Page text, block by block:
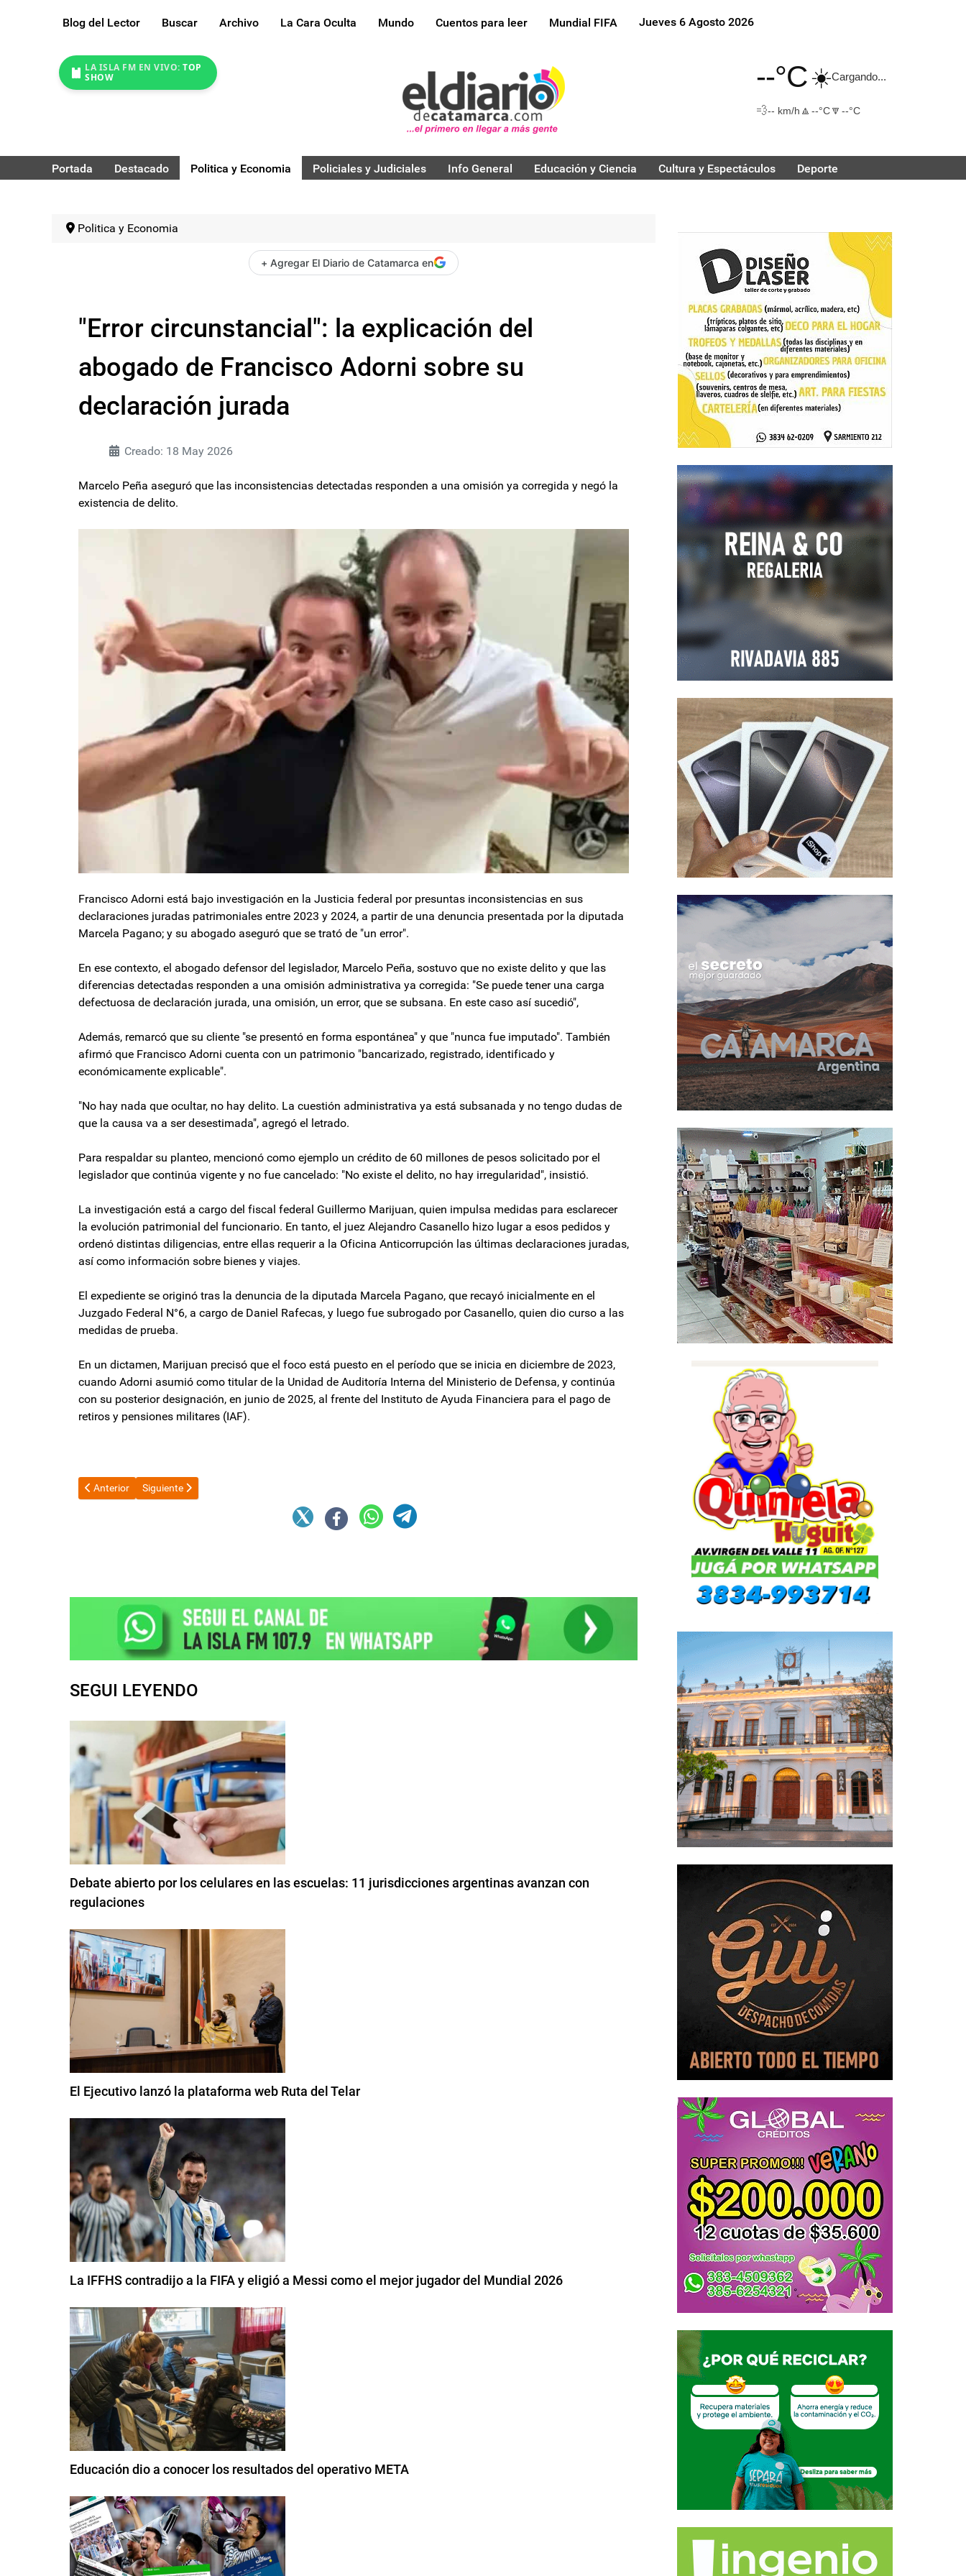
Blog del Lector Buscar Archivo La Cara Oculta Mundo Cuentos para leer Mundial FIFA Jueves 6 Agosto 2026
LA ISLA FM EN VIVO: TOP
SHOW
--°C☀️Cargando...
💨-- km/h 🔼 --°C🔽 --°C
Portada Destacado Politica y Economia Policiales y Judiciales Info General Educación y Ciencia Cultura y Espectáculos Deporte
Politica y Economia
+ Agregar El Diario de Catamarca en
"Error circunstancial": la explicación del
abogado de Francisco Adorni sobre su
declaración jurada
Creado: 18 May 2026
Marcelo Peña aseguró que las inconsistencias detectadas responden a una omisión ya corregida y negó la
existencia de delito.
Francisco Adorni está bajo investigación en la Justicia federal por presuntas inconsistencias en sus
declaraciones juradas patrimoniales entre 2023 y 2024, a partir de una denuncia presentada por la diputada
Marcela Pagano; y su abogado aseguró que se trató de "un error".
En ese contexto, el abogado defensor del legislador, Marcelo Peña, sostuvo que no existe delito y que las
diferencias detectadas responden a una omisión administrativa ya corregida: "Se puede tener una carga
defectuosa de declaración jurada, una omisión, un error, que se subsana. En este caso así sucedió",
Además, remarcó que su cliente "se presentó en forma espontánea" y que "nunca fue imputado". También
afirmó que Francisco Adorni cuenta con un patrimonio "bancarizado, registrado, identificado y
económicamente explicable".
"No hay nada que ocultar, no hay delito. La cuestión administrativa ya está subsanada y no tengo dudas de
que la causa va a ser desestimada", agregó el letrado.
Para respaldar su planteo, mencionó como ejemplo un crédito de 60 millones de pesos solicitado por el
legislador que continúa vigente y no fue cancelado: "No existe el delito, no hay irregularidad", insistió.
La investigación está a cargo del fiscal federal Guillermo Marijuan, quien impulsa medidas para esclarecer
la evolución patrimonial del funcionario. En tanto, el juez Alejandro Casanello hizo lugar a esos pedidos y
ordenó distintas diligencias, entre ellas requerir a la Oficina Anticorrupción las últimas declaraciones juradas,
así como información sobre bienes y viajes.
El expediente se originó tras la denuncia de la diputada Marcela Pagano, que recayó inicialmente en el
Juzgado Federal N°6, a cargo de Daniel Rafecas, y luego fue subrogado por Casanello, quien dio curso a las
medidas de prueba.
En un dictamen, Marijuan precisó que el foco está puesto en el período que se inicia en diciembre de 2023,
cuando Adorni asumió como titular de la Unidad de Auditoría Interna del Ministerio de Defensa, y continúa
con su posterior designación, en junio de 2025, al frente del Instituto de Ayuda Financiera para el pago de
retiros y pensiones militares (IAF).
Artículo anterior: Costo del RIGI: advierten que el Estado dejará de recaudar más de US$1.000 millones anuales
Anterior Artículo siguiente: Argentina perdió en Reino Unido y podría enfrentar embargos por el Cupón PBI
Siguiente
SEGUI LEYENDO
Debate abierto por los celulares en las escuelas: 11 jurisdicciones argentinas avanzan con
regulaciones
El Ejecutivo lanzó la plataforma web Ruta del Telar
La IFFHS contradijo a la FIFA y eligió a Messi como el mejor jugador del Mundial 2026
Educación dio a conocer los resultados del operativo META